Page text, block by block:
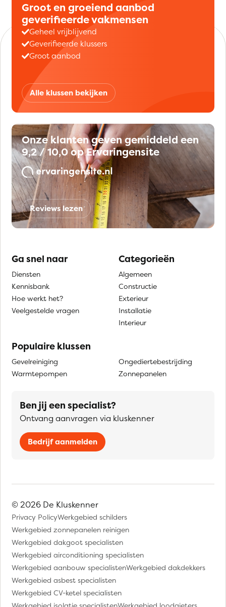
Groot en groeiend aanbod
geverifieerde vakmensen
Geheel vrijblijvend
Geverifieerde klussers
Groot aanbod
Alle klussen bekijken
Onze klanten geven gemiddeld een
9,2 / 10,0 op Ervaringensite
Reviews lezen
Ga snel naar
Diensten
Kennisbank
Hoe werkt het?
Veelgestelde vragen
Categorieën
Algemeen
Constructie
Exterieur
Installatie
Interieur
Populaire klussen
Gevelreiniging
Warmtepompen
Ongediertebestrijding
Zonnepanelen
Ben jij een specialist?
Ontvang aanvragen via kluskenner
Bedrijf aanmelden
© 2026 De Kluskenner
Privacy PolicyWerkgebied schilders
Werkgebied zonnepanelen reinigen
Werkgebied dakgoot specialisten
Werkgebied airconditioning specialisten
Werkgebied aanbouw specialistenWerkgebied dakdekkers
Werkgebied asbest specialisten
Werkgebied CV-ketel specialisten